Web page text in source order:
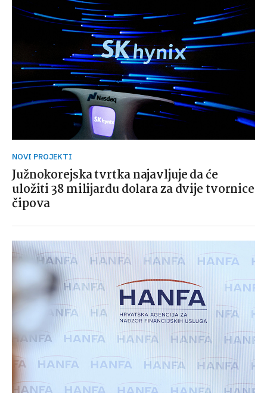
NOVI PROJEKTI
Južnokorejska tvrtka najavljuje da će
uložiti 38 milijardu dolara za dvije tvornice
čipova